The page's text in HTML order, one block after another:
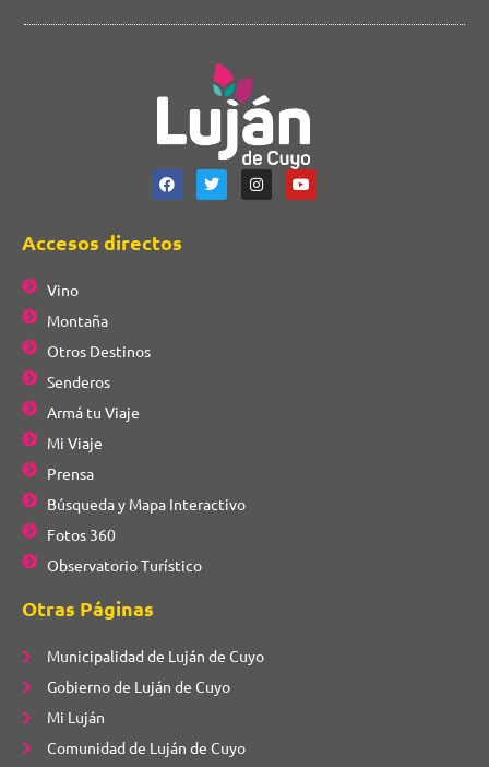
Accesos directos
Vino
Montaña
Otros Destinos
Senderos
Armá tu Viaje
Mi Viaje
Prensa
Búsqueda y Mapa Interactivo
Fotos 360
Observatorio Turístico
Otras Páginas
Municipalidad de Luján de Cuyo
Gobierno de Luján de Cuyo
Mi Luján
Comunidad de Luján de Cuyo